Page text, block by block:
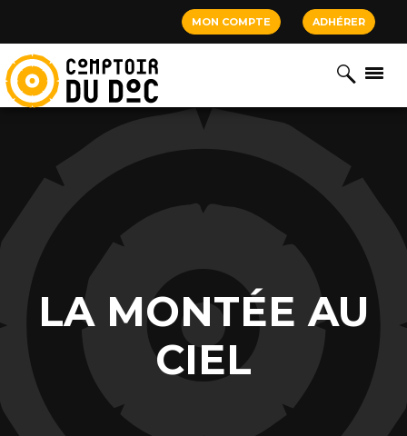
MON COMPTE ADHÉRER
LA MONTÉE AU
CIEL
Cookies management panel